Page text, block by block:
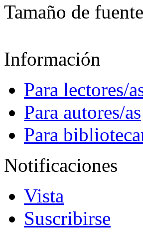
Tamaño de fuente
Información
Para lectores/
Para autores/as
Para
Notificaciones
Vista
Suscribirse